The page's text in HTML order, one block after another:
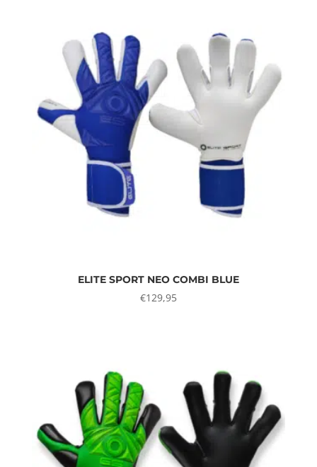
ELITE SPORT NEO COMBI BLUE
€129,95